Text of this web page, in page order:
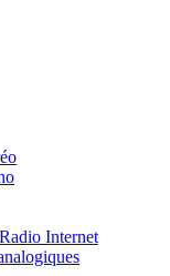
Internet